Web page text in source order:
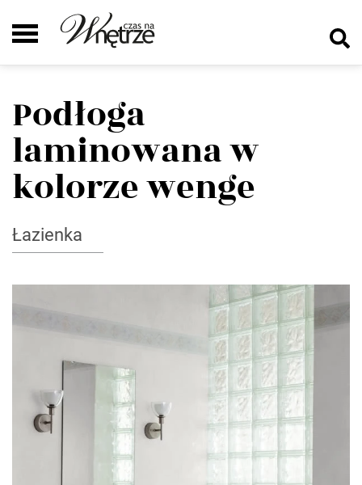
Podłoga
laminowana w
kolorze wenge
Łazienka